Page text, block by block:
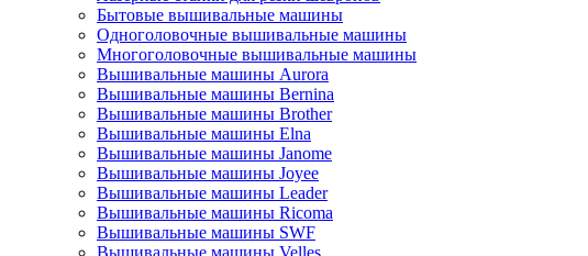
Бытовые вышивальные машины
Одноголовочные вышивальные машины
Многоголовочные вышивальные машины
Вышивальные машины Aurora
Вышивальные машины Bernina
Вышивальные машины Brother
Вышивальные машины Elna
Вышивальные машины Janome
Вышивальные машины Joyee
Вышивальные машины Leader
Вышивальные машины Ricoma
Вышивальные машины SWF
Вышивальные машины Velles